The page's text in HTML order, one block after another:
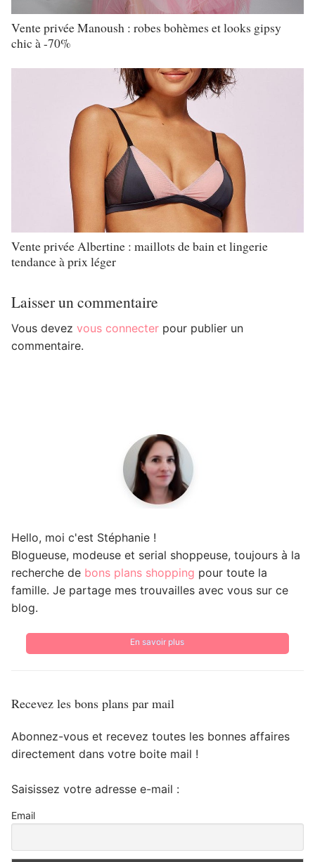
Vente privée Manoush : robes bohèmes et looks gipsy
chic à -70%
Vente privée Albertine : maillots de bain et lingerie
tendance à prix léger
Laisser un commentaire
Vous devez vous connecter pour publier un
commentaire.
Hello, moi c'est Stéphanie !
Blogueuse, modeuse et serial shoppeuse, toujours à la
recherche de bons plans shopping pour toute la
famille. Je partage mes trouvailles avec vous sur ce
blog.
En savoir plus
Recevez les bons plans par mail
Abonnez-vous et recevez toutes les bonnes affaires
directement dans votre boite mail !
Saisissez votre adresse e-mail :
Email